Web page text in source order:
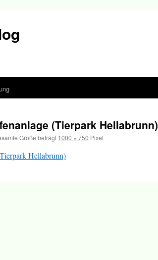
(Tierpark Hellabrunn)
Größe beträgt 1000 × 750 Pixel